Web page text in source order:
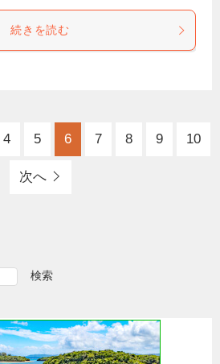
続きを読む
4 5 6 7 8 9 10
次へ
検索